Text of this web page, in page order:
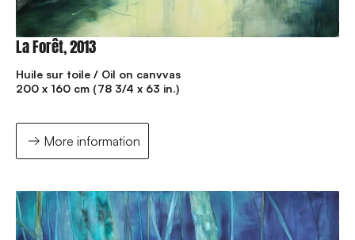
La Forêt, 2013
Huile sur toile / Oil on canvvas
200 x 160 cm (78 3/4 x 63 in.)
More information